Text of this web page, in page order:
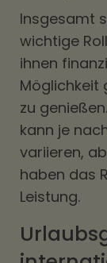
Insgesamt
wichtige
ihnen
Möglichkeit
zu
kann je
variieren,
haben das
Leistung.